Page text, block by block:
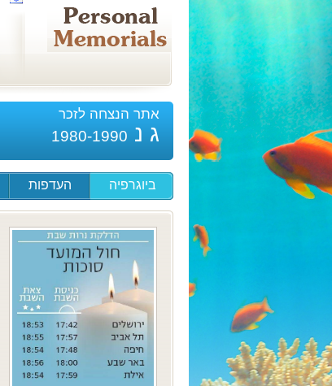
אתר הנצחה לזכר
ג נ 1980-1990
ביוגרפיה העדפות